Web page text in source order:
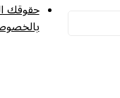
حقوقك